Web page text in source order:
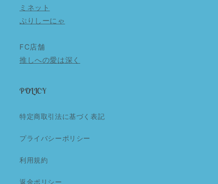
ミネット
ぷりしーにゃ
FC店舗
推しへの愛は深く
POLICY
特定商取引法に基づく表記
プライバシーポリシー
利用規約
返金ポリシー